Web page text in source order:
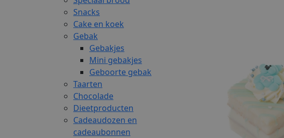
Snacks
Cake en koek
Gebak
Gebakjes
Mini gebakjes
Geboorte gebak
Taarten
Chocolade
Dieetproducten
Cadeaudozen en
cadeaubonnen